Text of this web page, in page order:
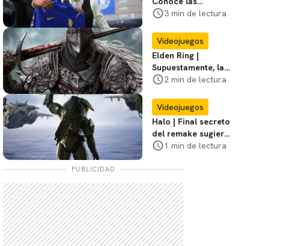
novedades y
Carrera
3 min de lectura
Videojuegos
Elden Ring |
Supuestamente, la
versión live-action
su rodaje
2 min de lectura
Videojuegos
Halo | Final secreto
del remake sugiere
relanzamiento de
1 min de lectura
PUBLICIDAD